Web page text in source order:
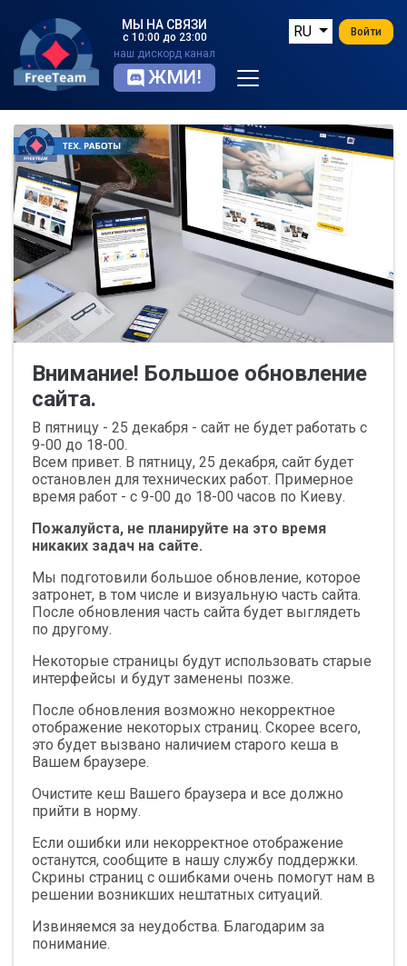
МЫ НА СВЯЗИ
с 10:00 до 23:00
наш дискорд канал
ЖМИ!
RU Войти
Внимание! Большое обновление
сайта.
В пятницу - 25 декабря - сайт не будет работать с
9-00 до 18-00.
Всем привет. В пятницу, 25 декабря, сайт будет
остановлен для технических работ. Примерное
время работ - с 9-00 до 18-00 часов по Киеву.
Пожалуйста, не планируйте на это время
никаких задач на сайте.
Мы подготовили большое обновление, которое
затронет, в том числе и визуальную часть сайта.
После обновления часть сайта будет выглядеть
по другому.
Некоторые страницы будут использовать старые
интерфейсы и будут заменены позже.
После обновления возможно некорректное
отображение некоторых страниц. Скорее всего,
это будет вызвано наличием старого кеша в
Вашем браузере.
Очистите кеш Вашего браузера и все должно
прийти в норму.
Если ошибки или некорректное отображение
останутся, сообщите в нашу службу поддержки.
Скрины страниц с ошибками очень помогут нам в
решении возникших нештатных ситуаций.
Извиняемся за неудобства. Благодарим за
понимание.